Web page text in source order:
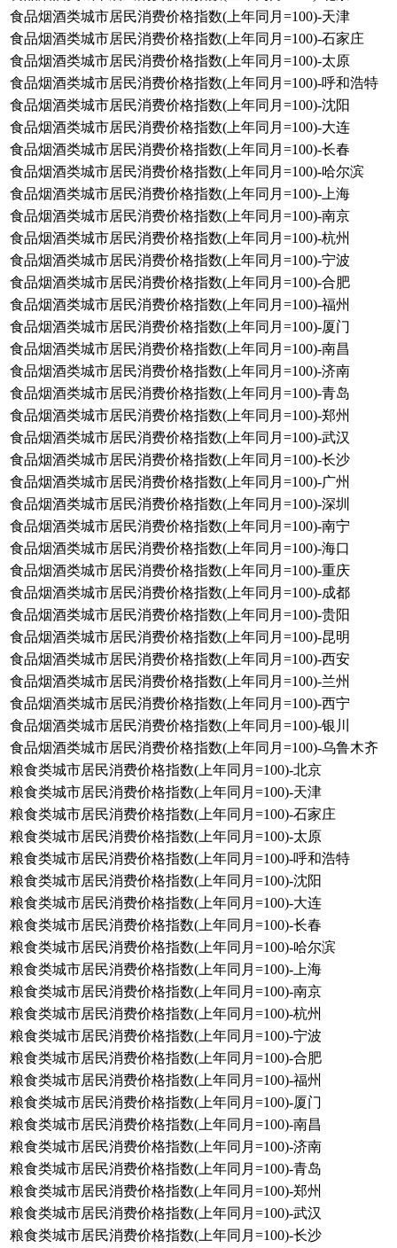
食品烟酒类城市居民消费价格指数(上年同月=100)-天津
食品烟酒类城市居民消费价格指数(上年同月=100)-石家庄
食品烟酒类城市居民消费价格指数(上年同月=100)-太原
食品烟酒类城市居民消费价格指数(上年同月=100)-呼和浩特
食品烟酒类城市居民消费价格指数(上年同月=100)-沈阳
食品烟酒类城市居民消费价格指数(上年同月=100)-大连
食品烟酒类城市居民消费价格指数(上年同月=100)-长春
食品烟酒类城市居民消费价格指数(上年同月=100)-哈尔滨
食品烟酒类城市居民消费价格指数(上年同月=100)-上海
食品烟酒类城市居民消费价格指数(上年同月=100)-南京
食品烟酒类城市居民消费价格指数(上年同月=100)-杭州
食品烟酒类城市居民消费价格指数(上年同月=100)-宁波
食品烟酒类城市居民消费价格指数(上年同月=100)-合肥
食品烟酒类城市居民消费价格指数(上年同月=100)-福州
食品烟酒类城市居民消费价格指数(上年同月=100)-厦门
食品烟酒类城市居民消费价格指数(上年同月=100)-南昌
食品烟酒类城市居民消费价格指数(上年同月=100)-济南
食品烟酒类城市居民消费价格指数(上年同月=100)-青岛
食品烟酒类城市居民消费价格指数(上年同月=100)-郑州
食品烟酒类城市居民消费价格指数(上年同月=100)-武汉
食品烟酒类城市居民消费价格指数(上年同月=100)-长沙
食品烟酒类城市居民消费价格指数(上年同月=100)-广州
食品烟酒类城市居民消费价格指数(上年同月=100)-深圳
食品烟酒类城市居民消费价格指数(上年同月=100)-南宁
食品烟酒类城市居民消费价格指数(上年同月=100)-海口
食品烟酒类城市居民消费价格指数(上年同月=100)-重庆
食品烟酒类城市居民消费价格指数(上年同月=100)-成都
食品烟酒类城市居民消费价格指数(上年同月=100)-贵阳
食品烟酒类城市居民消费价格指数(上年同月=100)-昆明
食品烟酒类城市居民消费价格指数(上年同月=100)-西安
食品烟酒类城市居民消费价格指数(上年同月=100)-兰州
食品烟酒类城市居民消费价格指数(上年同月=100)-西宁
食品烟酒类城市居民消费价格指数(上年同月=100)-银川
食品烟酒类城市居民消费价格指数(上年同月=100)-乌鲁木齐
粮食类城市居民消费价格指数(上年同月=100)-北京
粮食类城市居民消费价格指数(上年同月=100)-天津
粮食类城市居民消费价格指数(上年同月=100)-石家庄
粮食类城市居民消费价格指数(上年同月=100)-太原
粮食类城市居民消费价格指数(上年同月=100)-呼和浩特
粮食类城市居民消费价格指数(上年同月=100)-沈阳
粮食类城市居民消费价格指数(上年同月=100)-大连
粮食类城市居民消费价格指数(上年同月=100)-长春
粮食类城市居民消费价格指数(上年同月=100)-哈尔滨
粮食类城市居民消费价格指数(上年同月=100)-上海
粮食类城市居民消费价格指数(上年同月=100)-南京
粮食类城市居民消费价格指数(上年同月=100)-杭州
粮食类城市居民消费价格指数(上年同月=100)-宁波
粮食类城市居民消费价格指数(上年同月=100)-合肥
粮食类城市居民消费价格指数(上年同月=100)-福州
粮食类城市居民消费价格指数(上年同月=100)-厦门
粮食类城市居民消费价格指数(上年同月=100)-南昌
粮食类城市居民消费价格指数(上年同月=100)-济南
粮食类城市居民消费价格指数(上年同月=100)-青岛
粮食类城市居民消费价格指数(上年同月=100)-郑州
粮食类城市居民消费价格指数(上年同月=100)-武汉
粮食类城市居民消费价格指数(上年同月=100)-长沙